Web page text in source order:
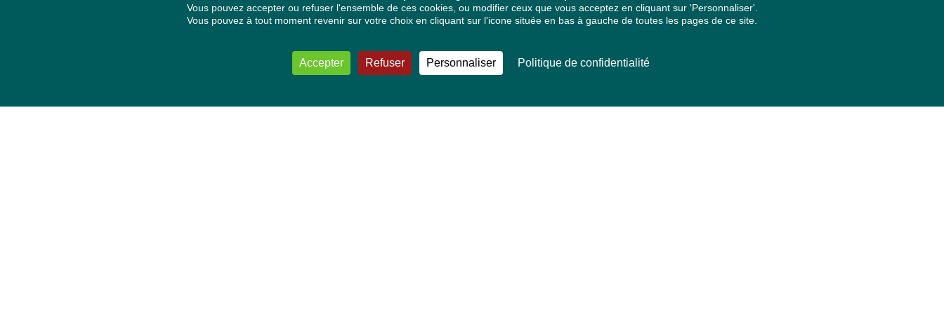
Vous pouvez accepter ou refuser l'ensemble de ces cookies, ou modifier ceux que vous acceptez en cliquant sur 'Personnaliser'.
Vous pouvez à tout moment revenir sur votre choix en cliquant sur l'icone située en bas à gauche de toutes les pages de ce site.
Accepter Refuser Personnaliser Politique de confidentialité